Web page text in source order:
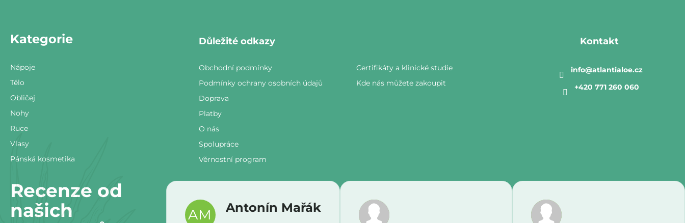
p
e
Kategorie
Nápoje
Tělo
Obličej
Nohy
Ruce
Vlasy
Pánská kosmetika
Důležité odkazy
Obchodní podmínky
Podmínky ochrany osobních údajů
Doprava
Platby
O nás
Spolupráce
Věrnostní program
Certifikáty a klinické studie
Kde nás můžete zakoupit
Kontakt
info@atlantialoe.cz
+420 771 260 060
Recenze od
našich
AM Antonín Mařák
Hodnocení obchodu je 5 z 5 hvězdiček.
Hodnocení obchodu je 5 z 5 hvězdiček.